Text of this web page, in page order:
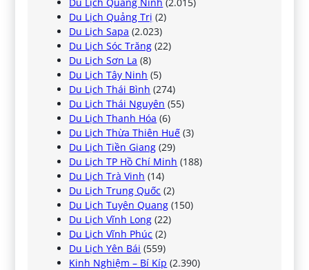
Du Lịch Quảng Trị (2)
Du Lịch Sapa (2.023)
Du Lịch Sóc Trăng (22)
Du Lịch Sơn La (8)
Du Lịch Tây Ninh (5)
Du Lịch Thái Bình (274)
Du Lịch Thái Nguyên (55)
Du Lịch Thanh Hóa (6)
Du Lịch Thừa Thiên Huế (3)
Du Lịch Tiền Giang (29)
Du Lịch TP Hồ Chí Minh (188)
Du Lịch Trà Vinh (14)
Du Lịch Trung Quốc (2)
Du Lịch Tuyên Quang (150)
Du Lịch Vĩnh Long (22)
Du Lịch Vĩnh Phúc (2)
Du Lịch Yên Bái (559)
Kinh Nghiệm – Bí Kíp (2.390)